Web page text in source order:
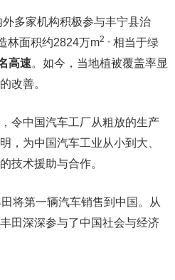
多家机构积极参与丰宁县治
林面积约2824万m2， 相当于绿
高速。如今，当地植被覆盖率显
改善。
令中国汽车工厂从粗放的生产
，为中国汽车工业从小到大、
技术援助与合作。
将第一辆汽车销售到中国。从
田深深参与了中国社会与经济